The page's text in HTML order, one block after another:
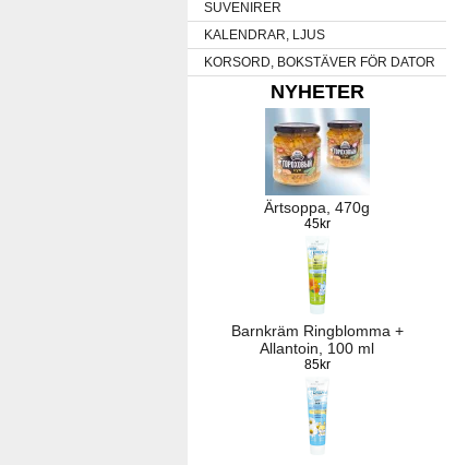
SUVENIRER
KALENDRAR, LJUS
KORSORD, BOKSTÄVER FÖR DATOR
NYHETER
Ärtsoppa, 470g
45kr
Barnkräm Ringblomma +
Allantoin, 100 ml
85kr